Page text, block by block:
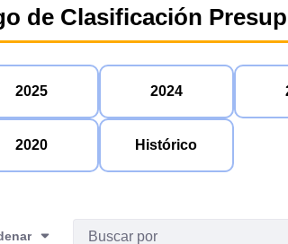
de Clasificación
2025 2024
2020 Histórico